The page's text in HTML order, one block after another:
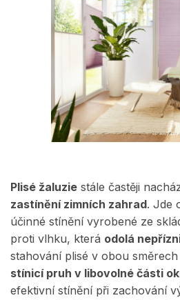
Plisé žaluzie stále častěji
zastínění zimních zahrad. Jde
účinné stínění vyrobené ze
proti vlhku, která odolá
stahování plisé v obou
stínicí pruh v libovolné části
efektivní stínění při zachování